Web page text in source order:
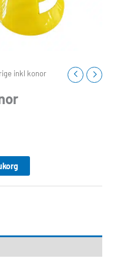
inkl konor